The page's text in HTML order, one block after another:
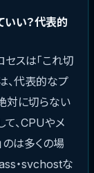
いい？代表的
スは「これ切
、代表的なプ
対に切らない
、CPUやメ
のは多くの場
・svchostな